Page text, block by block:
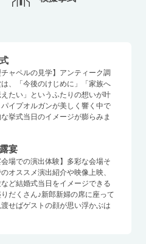
チャペルの見学】アンティーク調
、「今後のけじめに」「家族へ
たい」というふたりの想いが叶
パイプオルガンが美しく響く中で
挙式当日のイメージが膨らみま
宴
会場での演出体験】多彩な会場そ
オススメ演出紹介や映像上映、
など結婚式当日をイメージできる
だくさん♪新郎新婦の席に座って
せばゲストの顔が思い浮かぶは